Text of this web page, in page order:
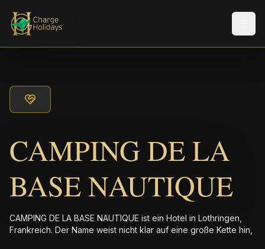
CAMPING DE LA
BASE NAUTIQUE
CAMPING DE LA BASE NAUTIQUE ist ein Hotel in Lothringen,
Frankreich. Der Name weist nicht klar auf eine große Kette hin,